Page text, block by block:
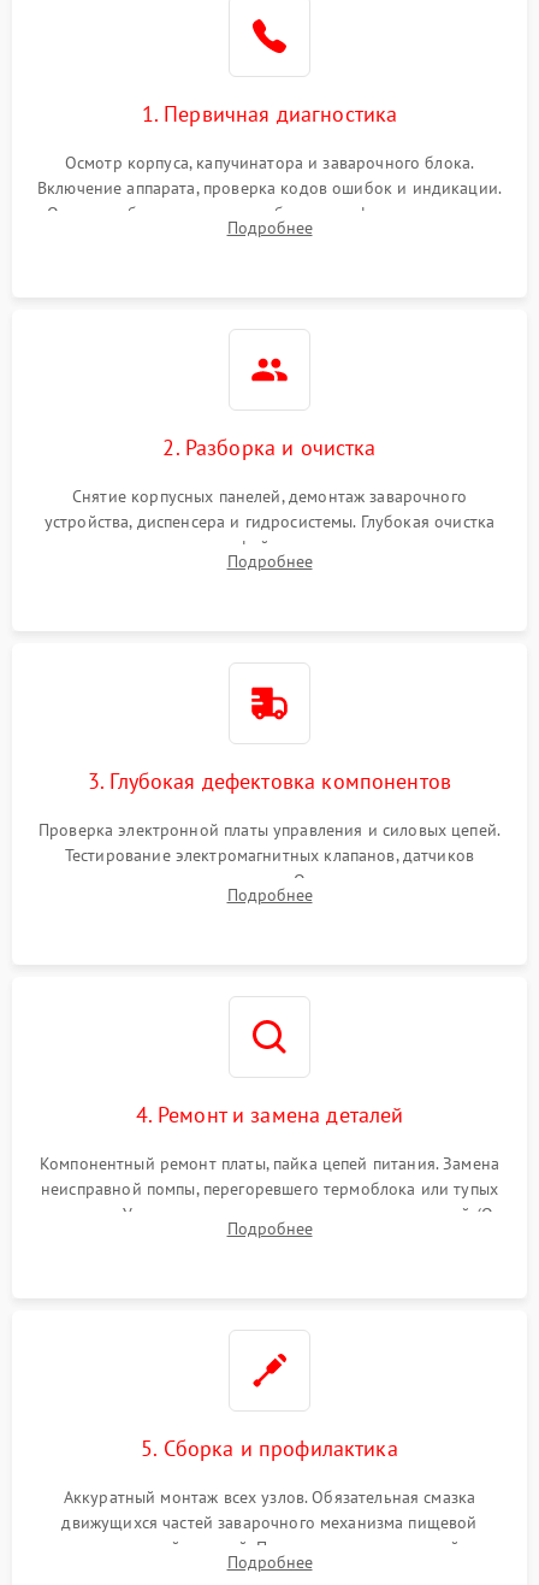
1. Первичная диагностика
Осмотр корпуса, капучинатора и заварочного блока.
Включение аппарата, проверка кодов ошибок и индикации.
Оценка работы помпы, термоблока и кофемолки на слух.
Измерение температуры и давления воды для выявления
Подробнее
2. Разборка и очистка
Снятие корпусных панелей, демонтаж заварочного
устройства, диспенсера и гидросистемы. Глубокая очистка
внутренних узлов от кофейных масел, жмыха и накипи.
Промывка дренажных каналов и фильтров с использованием
Подробнее
3. Глубокая дефектовка компонентов
Проверка электронной платы управления и силовых цепей.
Тестирование электромагнитных клапанов, датчиков
температуры и расходомера. Оценка степени износа
жерновов кофемолки, уплотнительных колец гидросистемы
Подробнее
4. Ремонт и замена деталей
Компонентный ремонт платы, пайка цепей питания. Замена
неисправной помпы, перегоревшего термоблока или тупых
жерновов. Установка новых силиконовых уплотнителей (O-
ring) и тефлоновых трубок для надежного устранения
Подробнее
5. Сборка и профилактика
Аккуратный монтаж всех узлов. Обязательная смазка
движущихся частей заварочного механизма пищевой
силиконовой смазкой. Проведение программной
декальцинации и очистки системы от кофейных масел.
Подробнее